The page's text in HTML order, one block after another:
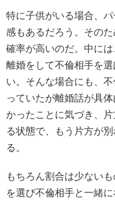
特に子供がいる場合、
感もあるだろう。その
確率が高いのだ。中に
離婚をして不倫相手を
い。そんな場合にも、
っていたが離婚話が具
かったことに気づき、
る状態で、もう片方が
る。
もちろん割合は少ない
を選び不倫相手と一緒